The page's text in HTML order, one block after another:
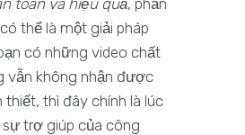
toàn và hiệu quả, phần
thể là một giải pháp
có những video chất
vẫn không nhận được
thiết, thì đây chính là lúc
sự trợ giúp của công